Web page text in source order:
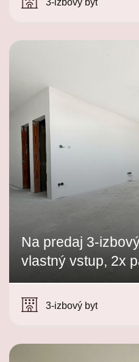
3-izbový byt
Na predaj 3-
vlastný vstup, 2x
3-izbový byt